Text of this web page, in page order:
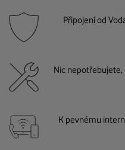
Připojení od
Nic nepotřebujete,
K pevnému